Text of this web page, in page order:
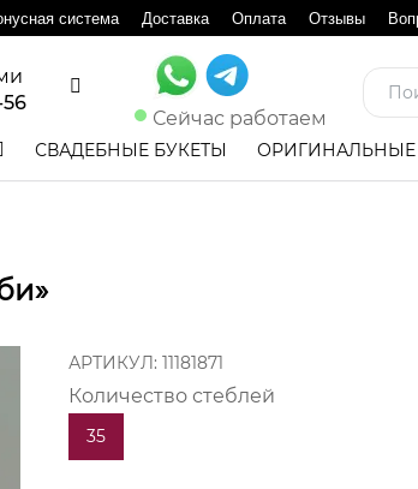
система Доставка Оплата Отзывы
Сейчас работаем
СВАДЕБНЫЕ БУКЕТЫ
АРТИКУЛ: 11181871
Количество стеблей
35